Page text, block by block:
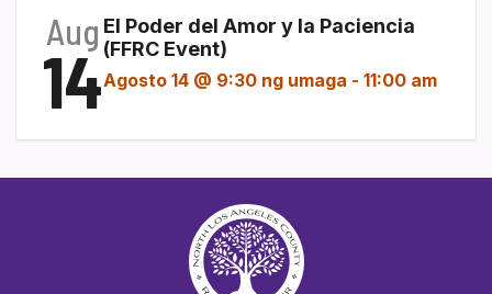
Aug
14
El Poder del Amor y la Paciencia
(FFRC Event)
Agosto 14 @ 9:30 ng umaga - 11:00 am